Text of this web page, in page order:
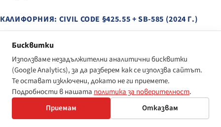
КАЛИФОРНИЯ: CIVIL CODE §425.55 + SB-585 (2024 Г.)
Civil Code §425.55, приет през 2015 г., изисква всеки ищец,
отговарящ на прага за ищец с висока честота (десет или
повече иска за достъп при увреждане в 12-месечен период),
да подаде отделна декларация с всяка жалба по Unruh.
Декларацията трябва да разкрие предишни подавания, да
идентифицира адвоката и да посочи причината на ищеца за
Бисквитки
Използваме незадължителни аналитични бисквитки
(Google Analytics), за да разберем как се използва сайтът.
Те остават изключени, докато не ги приемете.
Подробности в нашата политика за поверителност.
Приемам
Отказвам